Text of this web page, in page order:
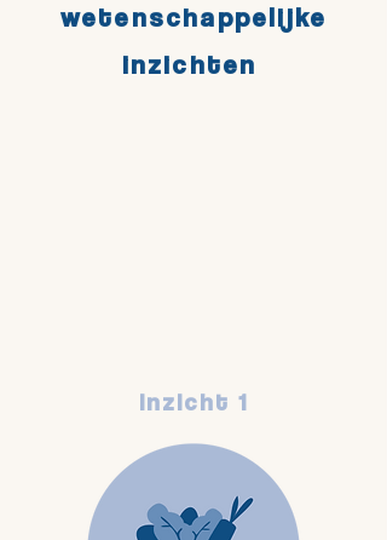
wetenschappelijke
inzichten
Inzicht 1